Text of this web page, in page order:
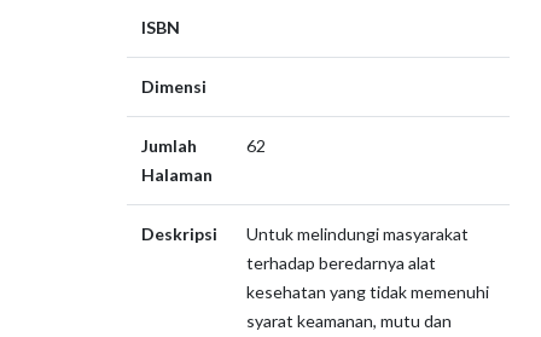
ISBN
Dimensi
Jumlah
Halaman
62
Deskripsi
Untuk melindungi masyarakat
terhadap beredarnya alat
kesehatan yang tidak memenuhi
syarat keamanan, mutu dan